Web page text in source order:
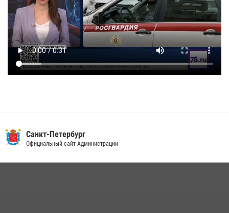
Санкт-Петербург
Официальный сайт Администрации